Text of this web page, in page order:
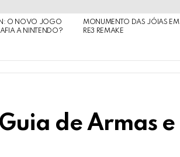
O NOVO JOGO
A NINTENDO?
MONUMENTO DAS JÓIAS EM
RE3 REMAKE
de Armas e